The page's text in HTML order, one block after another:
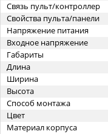
Связь пульт/контроллер
Свойства пульта/панели
Напряжение питания
Входное напряжение
Габариты
Длина
Ширина
Высота
Способ монтажа
Цвет
Материал корпуса